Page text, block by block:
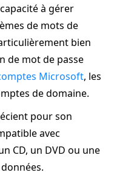
à gérer
de mots de
bien
de mot de passe
Microsoft, les
de domaine.
pour son
avec
CD, un DVD ou une